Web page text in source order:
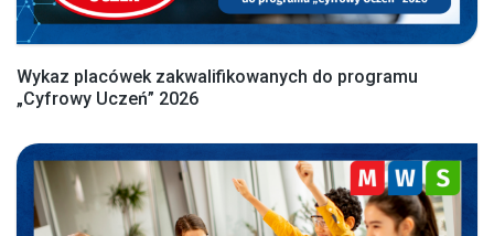
Wykaz placówek zakwalifikowanych do programu
„Cyfrowy Uczeń” 2026